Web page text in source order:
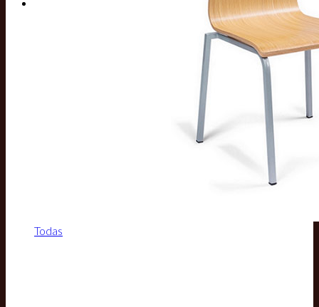
Todas